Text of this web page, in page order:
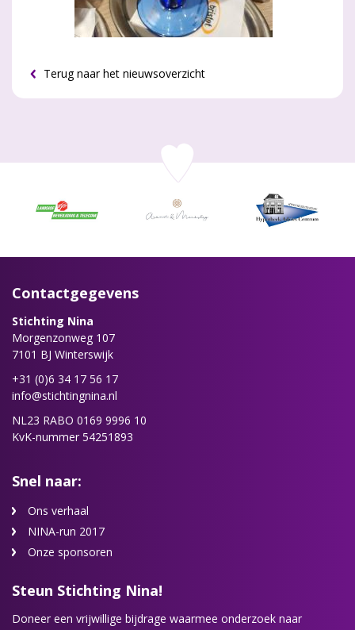
Terug naar het nieuwsoverzicht
Contactgegevens
Stichting Nina
Morgenzonweg 107
7101 BJ Winterswijk
+31 (0)6 34 17 56 17
info@stichtingnina.nl
NL23 RABO 0169 9996 10
KvK-nummer 54251893
Snel naar:
Ons verhaal
NINA-run 2017
Onze sponsoren
Steun Stichting Nina!
Doneer een vrijwillige bijdrage waarmee onderzoek naar